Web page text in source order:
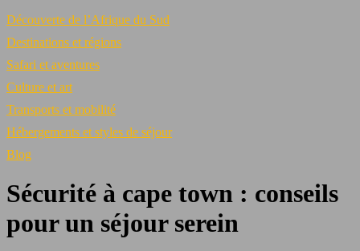
Découverte de l’Afrique du Sud
Destinations et régions
Safari et aventures
Culture et art
Transports et mobilité
Hébergements et styles de séjour
Blog
Sécurité à cape town : conseils
pour un séjour serein